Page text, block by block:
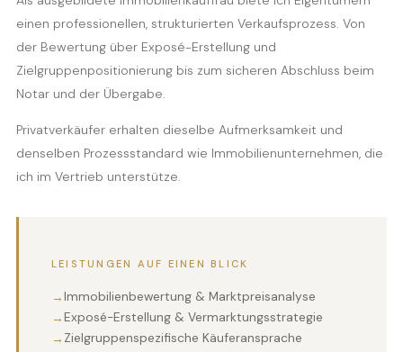
einen professionellen, strukturierten Verkaufsprozess. Von
der Bewertung über Exposé-Erstellung und
Zielgruppenpositionierung bis zum sicheren Abschluss beim
Notar und der Übergabe.
Privatverkäufer erhalten dieselbe Aufmerksamkeit und
denselben Prozessstandard wie Immobilienunternehmen, die
ich im Vertrieb unterstütze.
LEISTUNGEN AUF EINEN BLICK
Immobilienbewertung & Marktpreisanalyse
Exposé-Erstellung & Vermarktungsstrategie
Zielgruppenspezifische Käuferansprache